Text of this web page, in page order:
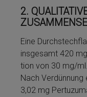
2.
Eine
insgesamt 420
tion von 30 mg/ml.
Nach
3,02 mg